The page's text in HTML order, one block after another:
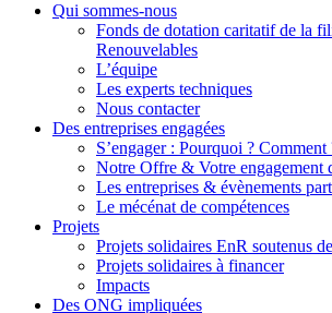
Qui sommes-nous
Fonds de dotation caritatif de la
Renouvelables
L’équipe
Les experts techniques
Nous contacter
Des entreprises engagées
S’engager : Pourquoi ? Comment
Notre Offre & Votre engagement
Les entreprises & évènements
Le mécénat de compétences
Projets
Projets solidaires EnR soutenus
Projets solidaires à financer
Impacts
Des ONG impliquées